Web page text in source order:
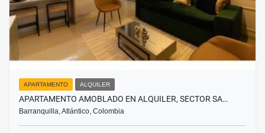
APARTAMENTO ALQUILER
APARTAMENTO AMOBLADO EN ALQUILER, SECTOR SA…
Barranquilla, Atlántico, Colombia